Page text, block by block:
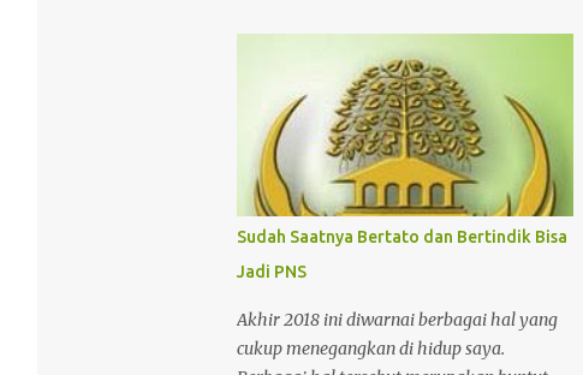
Sudah Saatnya Bertato dan Bertindik Bisa
Jadi PNS
Akhir 2018 ini diwarnai berbagai hal yang
cukup menegangkan di hidup saya.